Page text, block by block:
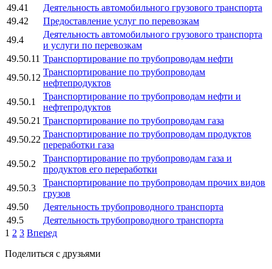
49.41
Деятельность автомобильного грузового транспорта
49.42
Предоставление услуг по перевозкам
49.4
Деятельность автомобильного грузового транспорта
и услуги по перевозкам
49.50.11 Транспортирование по трубопроводам нефти
49.50.12
Транспортирование по трубопроводам
нефтепродуктов
49.50.1
Транспортирование по трубопроводам нефти и
нефтепродуктов
49.50.21 Транспортирование по трубопроводам газа
49.50.22
Транспортирование по трубопроводам продуктов
переработки газа
49.50.2
Транспортирование по трубопроводам газа и
продуктов его переработки
49.50.3
Транспортирование по трубопроводам прочих видов
грузов
49.50
Деятельность трубопроводного транспорта
49.5
Деятельность трубопроводного транспорта
1 2 3 Вперед
Поделиться с друзьями